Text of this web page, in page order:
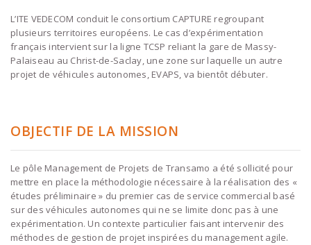
L’ITE VEDECOM conduit le consortium CAPTURE regroupant
plusieurs territoires européens. Le cas d’expérimentation
français intervient sur la ligne TCSP reliant la gare de Massy-
Palaiseau au Christ-de-Saclay, une zone sur laquelle un autre
projet de véhicules autonomes, EVAPS, va bientôt débuter.
OBJECTIF DE LA MISSION
Le pôle Management de Projets de Transamo a été sollicité pour
mettre en place la méthodologie nécessaire à la réalisation des «
études préliminaire » du premier cas de service commercial basé
sur des véhicules autonomes qui ne se limite donc pas à une
expérimentation. Un contexte particulier faisant intervenir des
méthodes de gestion de projet inspirées du management agile.